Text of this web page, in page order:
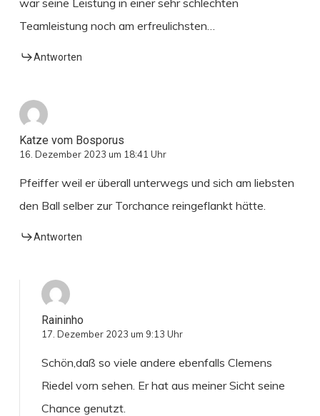
Teamleistung noch am erfreulichsten…
Antworten
Katze vom Bosporus
16. Dezember 2023 um 18:41 Uhr
Pfeiffer weil er überall unterwegs und sich am liebsten
den Ball selber zur Torchance reingeflankt hätte.
Antworten
Raininho
17. Dezember 2023 um 9:13 Uhr
Schön,daß so viele andere ebenfalls Clemens
Riedel vorn sehen. Er hat aus meiner Sicht seine
Chance genutzt.